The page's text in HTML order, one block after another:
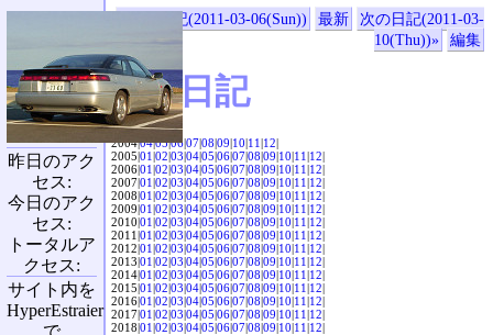
«前の日記(2011-03-06(Sun)) 最新
次の日記(2011-03-
10(Thu))»
編集
SVX日記
2004|04|05|06|07|08|09|10|11|12|
2005|01|02|03|04|05|06|07|08|09|10|11|12|
2006|01|02|03|04|05|06|07|08|09|10|11|12|
2007|01|02|03|04|05|06|07|08|09|10|11|12|
2008|01|02|03|04|05|06|07|08|09|10|11|12|
2009|01|02|03|04|05|06|07|08|09|10|11|12|
2010|01|02|03|04|05|06|07|08|09|10|11|12|
2011|01|02|03|04|05|06|07|08|09|10|11|12|
2012|01|02|03|04|05|06|07|08|09|10|11|12|
2013|01|02|03|04|05|06|07|08|09|10|11|12|
2014|01|02|03|04|05|06|07|08|09|10|11|12|
2015|01|02|03|04|05|06|07|08|09|10|11|12|
2016|01|02|03|04|05|06|07|08|09|10|11|12|
2017|01|02|03|04|05|06|07|08|09|10|11|12|
2018|01|02|03|04|05|06|07|08|09|10|11|12|
昨日のアク
セス:
今日のアク
セス:
トータルア
クセス:
サイト内を
HyperEstraier
で